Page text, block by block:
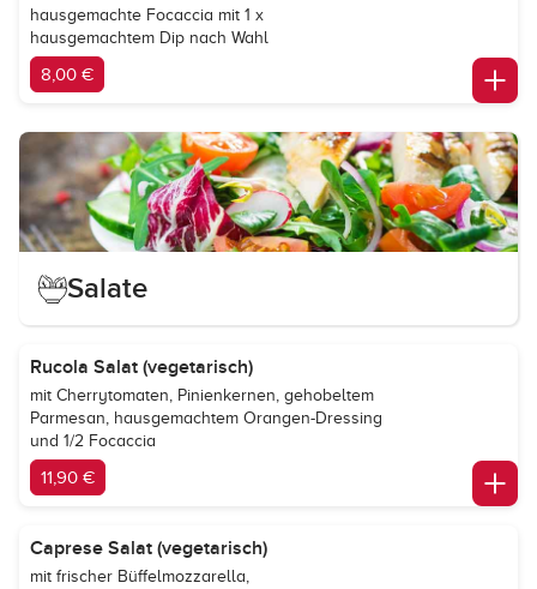
hausgemachte Focaccia mit 1 x
hausgemachtem Dip nach Wahl
8,00 €
Salate
Rucola Salat (vegetarisch)
mit Cherrytomaten, Pinienkernen, gehobeltem
Parmesan, hausgemachtem Orangen-Dressing
und 1/2 Focaccia
11,90 €
Caprese Salat (vegetarisch)
mit frischer Büffelmozzarella,